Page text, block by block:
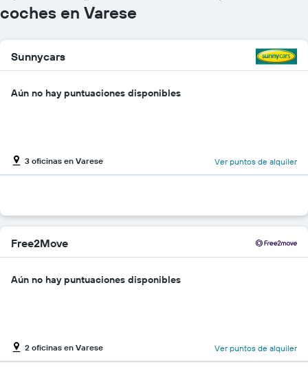
coches en Varese
Sunnycars
Aún no hay puntuaciones disponibles
3 oficinas en Varese Ver puntos de alquiler
Free2Move
Aún no hay puntuaciones disponibles
2 oficinas en Varese Ver puntos de alquiler